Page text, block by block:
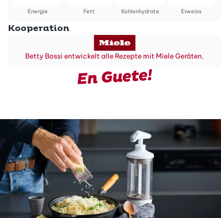
Energie Fett Kohlenhydrate Eiweiss
Kooperation
Betty Bossi entwickelt alle Rezepte mit Miele Geräten.
En Guete!